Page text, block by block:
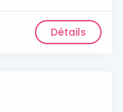
Détails